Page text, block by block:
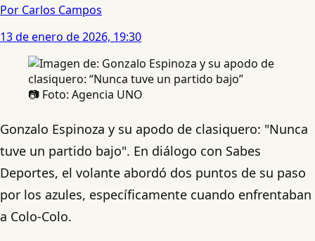
Por Carlos Campos
13 de enero de 2026, 19:30
📷 Foto: Agencia UNO
Gonzalo Espinoza y su apodo de clasiquero: "Nunca
tuve un partido bajo". En diálogo con Sabes
Deportes, el volante abordó dos puntos de su paso
por los azules, específicamente cuando enfrentaban
a Colo-Colo.